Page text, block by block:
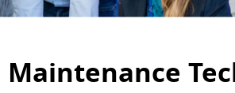
Maintenance